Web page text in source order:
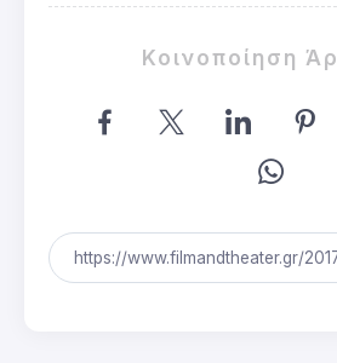
Κοινοποίηση